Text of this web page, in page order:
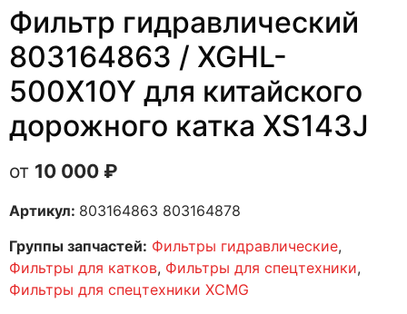
Фильтр гидравлический
803164863 / XGHL-
500X10Y для китайского
дорожного катка XS143J
10 000 ₽
Артикул: 803164863 803164878
Группы запчастей: Фильтры гидравлические,
Фильтры для катков, Фильтры для спецтехники,
Фильтры для спецтехники XCMG